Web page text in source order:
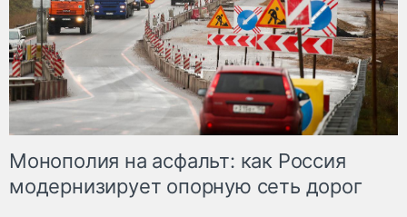
Монополия на асфальт: как Россия
модернизирует опорную сеть дорог